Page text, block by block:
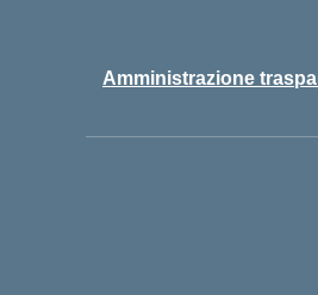
Amministrazione